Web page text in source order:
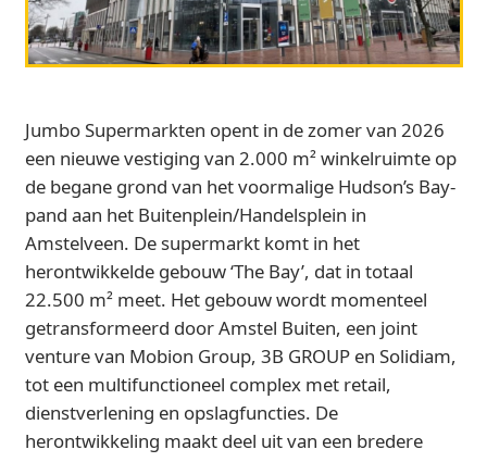
Jumbo Supermarkten opent in de zomer van 2026
een nieuwe vestiging van 2.000 m² winkelruimte op
de begane grond van het voormalige Hudson’s Bay-
pand aan het Buitenplein/Handelsplein in
Amstelveen. De supermarkt komt in het
herontwikkelde gebouw ‘The Bay’, dat in totaal
22.500 m² meet. Het gebouw wordt momenteel
getransformeerd door Amstel Buiten, een joint
venture van Mobion Group, 3B GROUP en Solidiam,
tot een multifunctioneel complex met retail,
dienstverlening en opslagfuncties. De
herontwikkeling maakt deel uit van een bredere